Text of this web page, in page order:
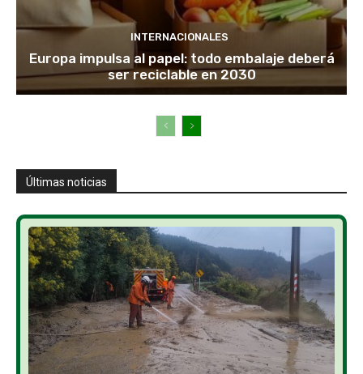
INTERNACIONALES
Europa impulsa al papel: todo embalaje deberá
ser reciclable en 2030
Últimas noticias